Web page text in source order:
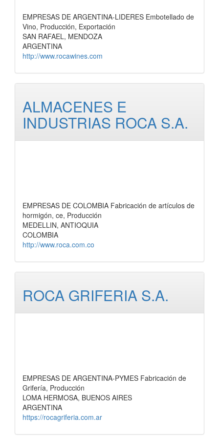
EMPRESAS DE ARGENTINA-LIDERES Embotellado de
Vino, Producción, Exportación
SAN RAFAEL, MENDOZA
ARGENTINA
http://www.rocawines.com
ALMACENES E
INDUSTRIAS ROCA S.A.
EMPRESAS DE COLOMBIA Fabricación de artículos de
hormigón, ce, Producción
MEDELLIN, ANTIOQUIA
COLOMBIA
http://www.roca.com.co
ROCA GRIFERIA S.A.
EMPRESAS DE ARGENTINA-PYMES Fabricación de
Grifería, Producción
LOMA HERMOSA, BUENOS AIRES
ARGENTINA
https://rocagriferia.com.ar